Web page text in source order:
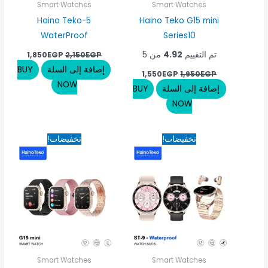
Smart Watches
Haino Teko G15 mini
Series10
تم التقييم 4.92 من 5
1,950EGP
1,550EGP
إضافة إلى السلة
BUY
NOW
Smart Watches
Haino Teko-5
WaterProof
2,150EGP
1,850EGP
إضافة إلى السلة
BUY
NOW
تخفيضات!
Smart Watches
السعر
الأصلي
الحالي
هو:
تخفيضات!
Smart Watches
السعر
الأصلي
الحالي
هو: